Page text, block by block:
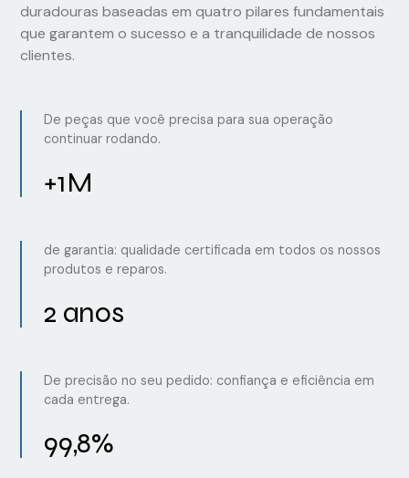
duradouras baseadas em quatro pilares fundamentais
que garantem o sucesso e a tranquilidade de nossos
clientes.
De peças que você precisa para sua operação
continuar rodando.
+1M
de garantia: qualidade certificada em todos os nossos
produtos e reparos.
2 anos
De precisão no seu pedido: confiança e eficiência em
cada entrega.
99,8%